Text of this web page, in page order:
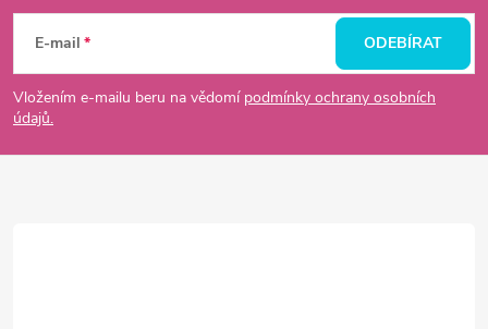
p
a
E-mail
Vložením e-mailu beru na vědomí podmínky ochrany osobních
údajů.
ODEBÍRAT